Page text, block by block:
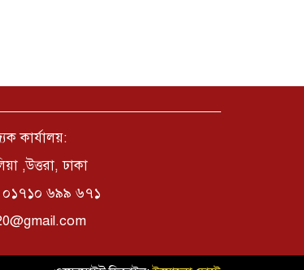
কার্যালয়:
,উত্তরা, ঢাকা
০১৭১০ ৬৯৯ ৬৭১